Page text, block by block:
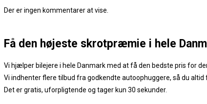
Der er ingen kommentarer at vise.
Få den højeste skrotpræmie i hele
Vi hjælper bilejere i hele Danmark med at få den bedste pris for
Vi indhenter flere tilbud fra godkendte autoophuggere, så du
Det er gratis, uforpligtende og tager kun 30 sekunder.